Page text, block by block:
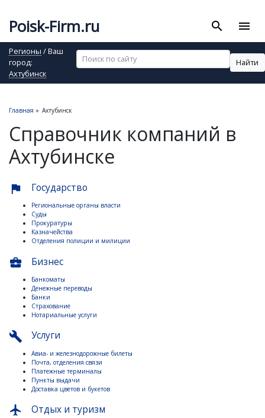
Poisk-Firm.ru search menu
Регионы / Ваш
город:
Ахтубинск
Найти
Главная » Ахтубинск
Справочник компаний в
Ахтубинске
flag Государство
Региональные органы власти
Суды
Прокуратуры
Казначейства
Отделения полиции и милиции
business_center Бизнес
Банкоматы
Денежные переводы
Банки
Страхование
Нотариальные услуги
build Услуги
Авиа- и железнодорожные билеты
Почта, отделения связи
Платежные терминалы
Пункты выдачи
Доставка цветов и букетов
flight Отдых и туризм